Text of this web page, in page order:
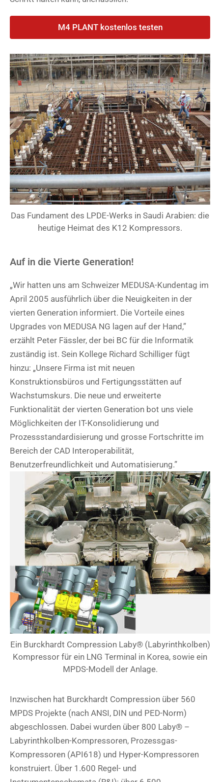
M4 PLANT kostenlos testen
Das Fundament des LPDE-Werks in Saudi Arabien: die
heutige Heimat des K12 Kompressors.
Auf in die Vierte Generation!
„Wir hatten uns am Schweizer MEDUSA-Kundentag im
April 2005 ausführlich über die Neuigkeiten in der
vierten Generation informiert. Die Vorteile eines
Upgrades von MEDUSA NG lagen auf der Hand,”
erzählt Peter Fässler, der bei BC für die Informatik
zuständig ist. Sein Kollege Richard Schilliger fügt
hinzu: „Unsere Firma ist mit neuen
Konstruktionsbüros und Fertigungsstätten auf
Wachstumskurs. Die neue und erweiterte
Funktionalität der vierten Generation bot uns viele
Möglichkeiten der IT-Konsolidierung und
Prozessstandardisierung und grosse Fortschritte im
Bereich der CAD Interoperabilität,
Benutzerfreundlichkeit und Automatisierung.”
Ein Burckhardt Compression Laby® (Labyrinthkolben)
Kompressor für ein LNG Terminal in Korea, sowie ein
MPDS-Modell der Anlage.
Inzwischen hat Burckhardt Compression über 560
MPDS Projekte (nach ANSI, DIN und PED-Norm)
abgeschlossen. Dabei wurden über 800 Laby® –
Labyrinthkolben-Kompressoren, Prozessgas-
Kompressoren (API618) und Hyper-Kompressoren
konstruiert. Über 1.600 Regel- und